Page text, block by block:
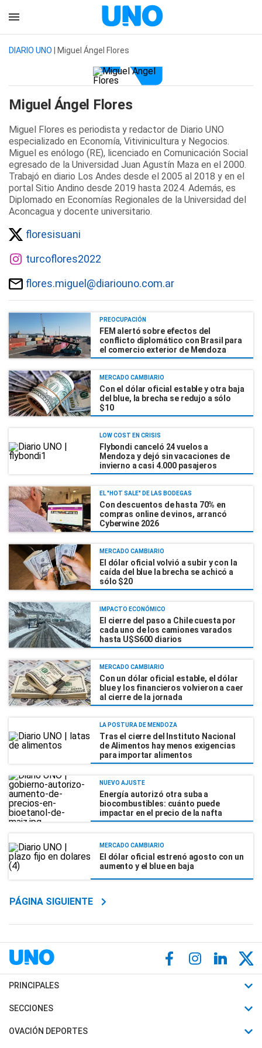
DIARIO UNO | Miguel Ángel Flores
Miguel Ángel Flores
Miguel Flores es periodista y redactor de Diario UNO
especializado en Economía, Vitivinicultura y Negocios.
Miguel es enólogo (RE), licenciado en Comunicación Social
egresado de la Universidad Juan Agustín Maza en el 2000.
Trabajó en diario Los Andes desde el 2005 al 2018 y en el
portal Sitio Andino desde 2019 hasta 2024. Además, es
Diplomado en Economías Regionales de la Universidad del
Aconcagua y docente universitario.
floresisuani
turcoflores2022
flores.miguel@diariouno.com.ar
PREOCUPACIÓN
FEM alertó sobre efectos del
conflicto diplomático con Brasil para
el comercio exterior de Mendoza
MERCADO CAMBIARIO
Con el dólar oficial estable y otra baja
del blue, la brecha se redujo a sólo
$10
LOW COST EN CRISIS
Flybondi canceló 24 vuelos a
Mendoza y dejó sin vacaciones de
invierno a casi 4.000 pasajeros
EL "HOT SALE" DE LAS BODEGAS
Con descuentos de hasta 70% en
compras online de vinos, arrancó
Cyberwine 2026
MERCADO CAMBIARIO
El dólar oficial volvió a subir y con la
caída del blue la brecha se achicó a
sólo $20
IMPACTO ECONÓMICO
El cierre del paso a Chile cuesta por
cada uno de los camiones varados
hasta U$S600 diarios
MERCADO CAMBIARIO
Con un dólar oficial estable, el dólar
blue y los financieros volvieron a caer
al cierre de la jornada
LA POSTURA DE MENDOZA
Tras el cierre del Instituto Nacional
de Alimentos hay menos exigencias
para importar alimentos
NUEVO AJUSTE
Energía autorizó otra suba a
biocombustibles: cuánto puede
impactar en el precio de la nafta
MERCADO CAMBIARIO
El dólar oficial estrenó agosto con un
aumento y el blue en baja
PÁGINA SIGUIENTE
PRINCIPALES
Últimas Noticias
Política
SECCIONES
Horóscopo
OVACIÓN DEPORTES